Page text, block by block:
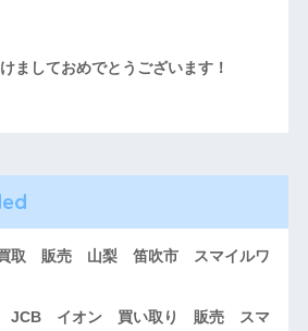
ましておめでとうございます！
取 販売 山梨 笛吹市 スマイルワ
JCB イオン 買い取り 販売 スマ